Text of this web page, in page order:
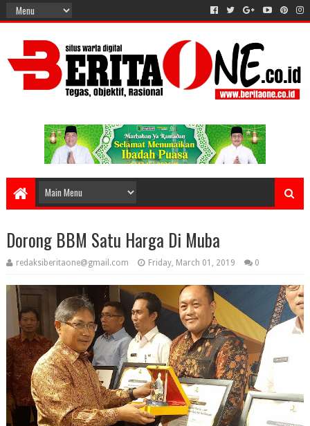
Dorong BBM Satu Harga Di Muba
redaksiberitaone@gmail.com Friday, March 01, 2019 0